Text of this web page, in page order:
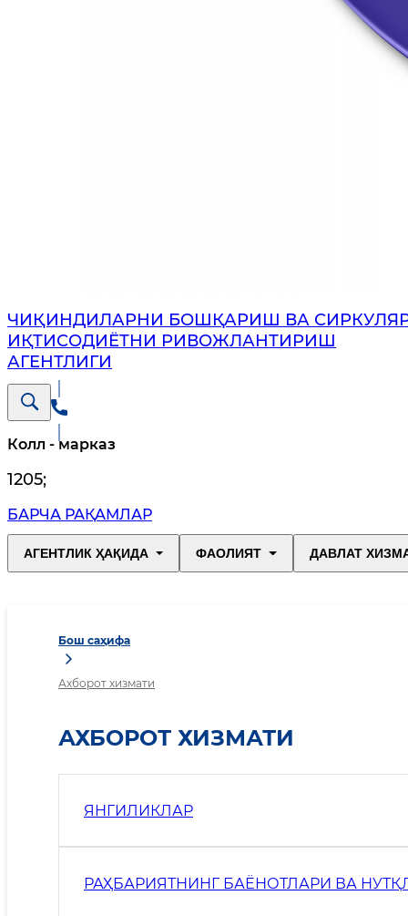
ЧИҚИНДИЛАРНИ БОШҚАРИШ ВА
ИҚТИСОДИЁТНИ РИВОЖЛАНТИРИШ
АГЕНТЛИГИ
Колл - марказ
1205;
БАРЧА РАҚАМЛАР
АГЕНТЛИК ҲАҚИДА ФАОЛИЯТ ДАВЛАТ
Бош саҳифа
Ахборот хизмати
АХБОРОТ ХИЗМАТИ
ЯНГИЛИКЛАР
РАҲБАРИЯТНИНГ БАЁНОТЛАРИ ВА